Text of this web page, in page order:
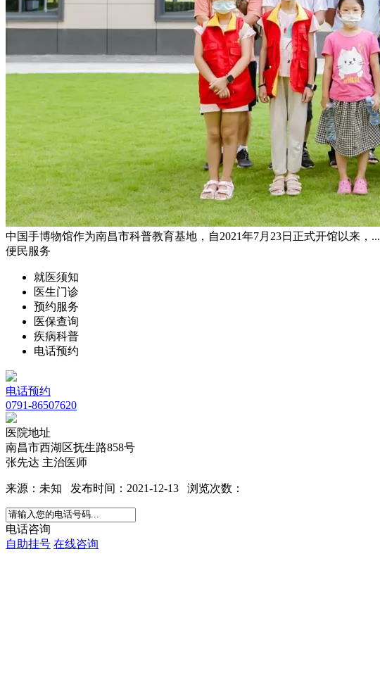
中国手博物馆作为南昌市科普教育基地，自2021年7月23日正式开馆以来，...
便民服务
就医须知
医生门诊
预约服务
医保查询
疾病科普
电话预约
电话预约
0791-86507620
医院地址
南昌市西湖区抚生路858号
张先达 主治医师
来源：未知 发布时间：2021-12-13 浏览次数：
电话咨询
自助挂号 在线咨询